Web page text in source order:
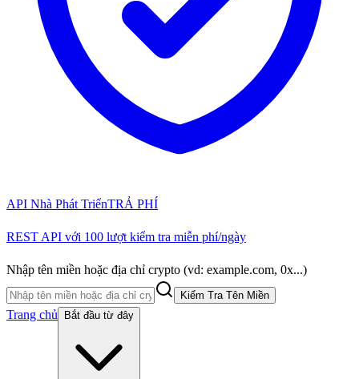
API Nhà Phát TriểnTRẢ PHÍ
REST API với 100 lượt kiểm tra miễn phí/ngày
Nhập tên miền hoặc địa chỉ crypto (vd: example.com, 0x...)
Kiểm Tra Tên Miền
Trang chủ Bắt đầu từ đây